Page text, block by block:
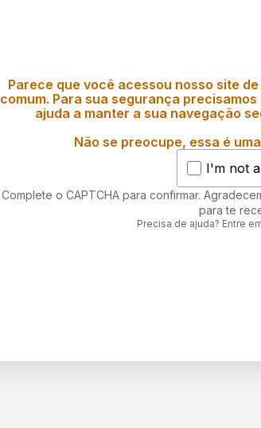
Parece que você acessou nosso site
comum. Para sua segurança
ajuda a manter a sua navegação
Não se preocupe, essa é
I'm not
Complete o CAPTCHA para confirmar.
para te
Precisa de ajuda? Entre